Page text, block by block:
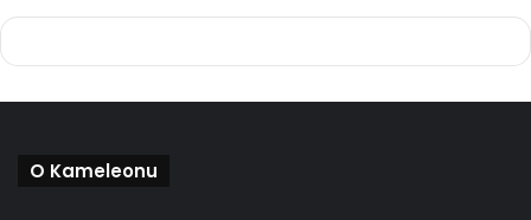
O Kameleonu